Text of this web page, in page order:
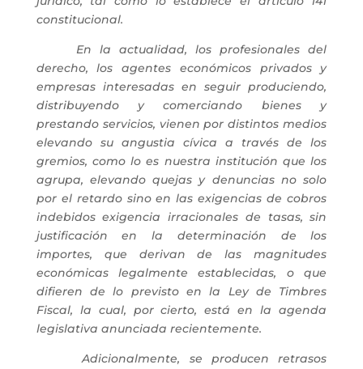
constitucional.
En la actualidad, los profesionales del
derecho, los agentes económicos privados y
empresas interesadas en seguir produciendo,
distribuyendo y comerciando bienes y
prestando servicios, vienen por distintos medios
elevando su angustia cívica a través de los
gremios, como lo es nuestra institución que los
agrupa, elevando quejas y denuncias no solo
por el retardo sino en las exigencias de cobros
indebidos exigencia irracionales de tasas, sin
justificación en la determinación de los
importes, que derivan de las magnitudes
económicas legalmente establecidas, o que
difieren de lo previsto en la Ley de Timbres
Fiscal, la cual, por cierto, está en la agenda
legislativa anunciada recientemente.
Adicionalmente, se producen retrasos